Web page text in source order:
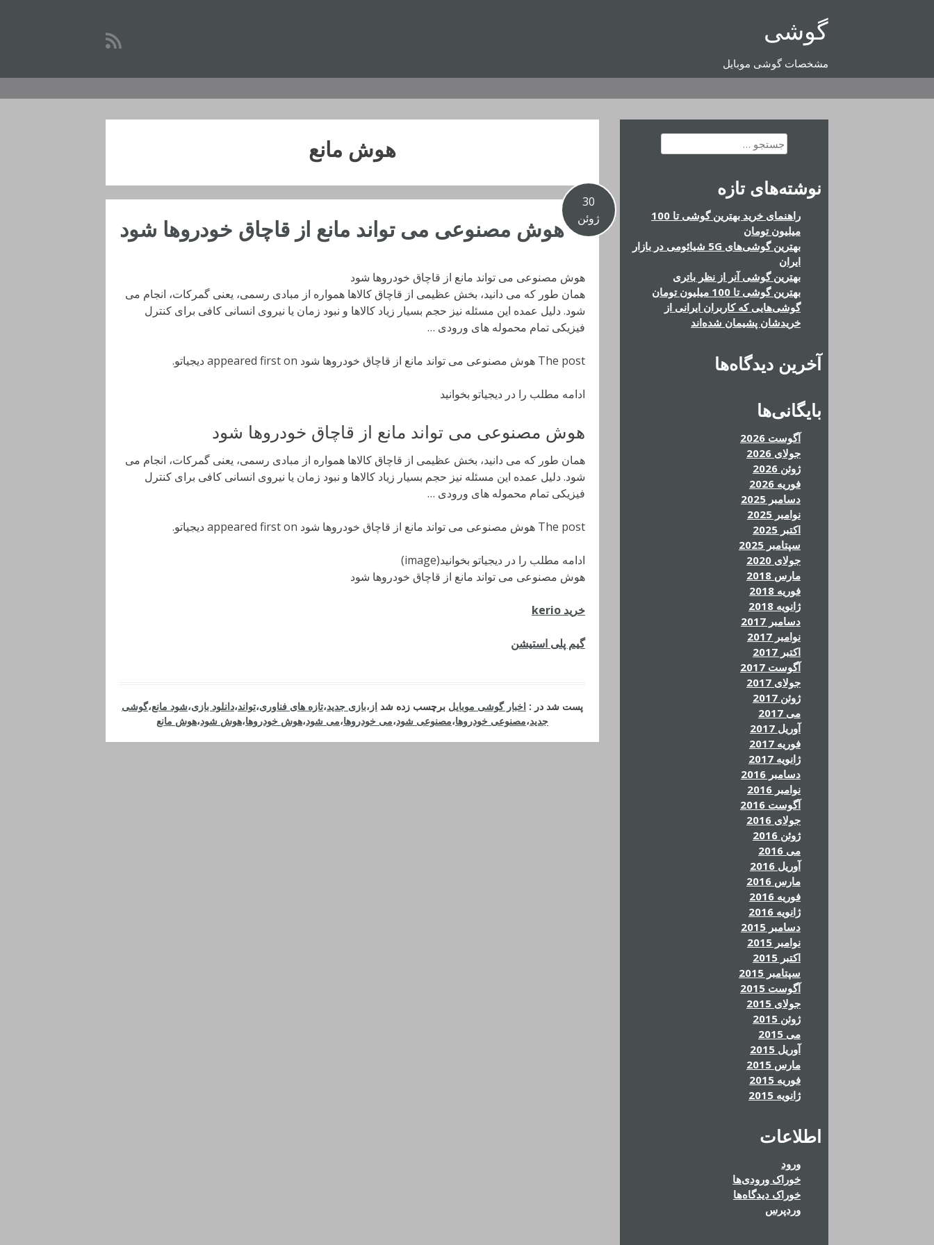
گوشی
مشخصات گوشی موبایل
هوش مانع
30
ژوئن
هوش مصنوعی می تواند مانع از قاچاق خودروها شود
هوش مصنوعی می تواند مانع از قاچاق خودروها شود
همان طور که می دانید، بخش عظیمی از قاچاق کالاها همواره از مبادی رسمی، یعنی گمرکات، انجام می
شود. دلیل عمده این مسئله نیز حجم بسیار زیاد کالاها و نبود زمان یا نیروی انسانی کافی برای کنترل
فیزیکی تمام محموله های ورودی …
The post هوش مصنوعی می تواند مانع از قاچاق خودروها شود appeared first on دیجیاتو.
ادامه مطلب را در دیجیاتو بخوانید
هوش مصنوعی می تواند مانع از قاچاق خودروها شود
همان طور که می دانید، بخش عظیمی از قاچاق کالاها همواره از مبادی رسمی، یعنی گمرکات، انجام می
شود. دلیل عمده این مسئله نیز حجم بسیار زیاد کالاها و نبود زمان یا نیروی انسانی کافی برای کنترل
فیزیکی تمام محموله های ورودی …
The post هوش مصنوعی می تواند مانع از قاچاق خودروها شود appeared first on دیجیاتو.
ادامه مطلب را در دیجیاتو بخوانید(image)
هوش مصنوعی می تواند مانع از قاچاق خودروها شود
خرید kerio
گیم پلی استیشن
پست شد در : اخبار گوشی موبایل برچسب زده شد از ،بازی جدید،تازه های فناوری،تواند،دانلود بازی،شود مانع،گوشی
جدید،مصنوعی خودروها،مصنوعی شود،می خودروها،می شود،هوش خودروها،هوش شود،هوش مانع
جستجو
برای:
نوشته‌های تازه
راهنمای خرید بهترین گوشی تا 100
میلیون تومان
بهترین گوشی‌های 5G شیائومی در بازار
ایران
بهترین گوشی آنر از نظر باتری
بهترین گوشی تا 100 میلیون تومان
گوشی‌هایی که کاربران ایرانی از
خریدشان پشیمان شده‌اند
آخرین دیدگاه‌ها
بایگانی‌ها
آگوست 2026
جولای 2026
ژوئن 2026
فوریه 2026
دسامبر 2025
نوامبر 2025
اکتبر 2025
سپتامبر 2025
جولای 2020
مارس 2018
فوریه 2018
ژانویه 2018
دسامبر 2017
نوامبر 2017
اکتبر 2017
آگوست 2017
جولای 2017
ژوئن 2017
می 2017
آوریل 2017
فوریه 2017
ژانویه 2017
دسامبر 2016
نوامبر 2016
آگوست 2016
جولای 2016
ژوئن 2016
می 2016
آوریل 2016
مارس 2016
فوریه 2016
ژانویه 2016
دسامبر 2015
نوامبر 2015
اکتبر 2015
سپتامبر 2015
آگوست 2015
جولای 2015
ژوئن 2015
می 2015
آوریل 2015
مارس 2015
فوریه 2015
ژانویه 2015
اطلاعات
ورود
خوراک ورودی‌ها
خوراک دیدگاه‌ها
وردپرس